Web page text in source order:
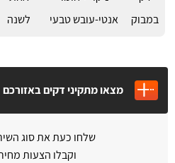
במבוק
אנטי-עובש טבעי
לשנה
מצאו מתקיני דקים באזורכם
שלחו כעת את סוג
וקבלו הצעות